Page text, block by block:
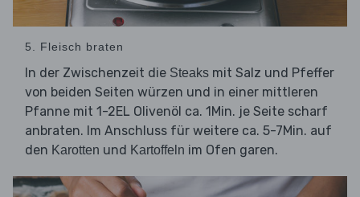
5. Fleisch braten
In der Zwischenzeit die Steaks mit Salz und Pfeffer
von beiden Seiten würzen und in einer mittleren
Pfanne mit 1-2EL Olivenöl ca. 1Min. je Seite scharf
anbraten. Im Anschluss für weitere ca. 5-7Min. auf
den Karotten und Kartoffeln im Ofen garen.